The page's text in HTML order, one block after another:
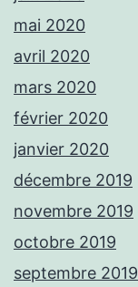
mai 2020
avril 2020
mars 2020
février 2020
janvier 2020
décembre 2019
novembre 2019
octobre 2019
septembre 2019